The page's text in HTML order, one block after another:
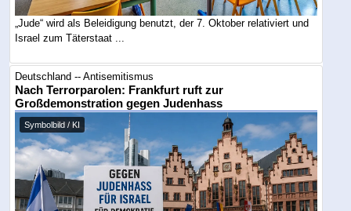
„Jude“ wird als Beleidigung benutzt, der 7. Oktober relativiert und
Israel zum Täterstaat ...
Deutschland -- Antisemitismus
Nach Terrorparolen: Frankfurt ruft zur
Großdemonstration gegen Judenhass
Symbolbild / KI